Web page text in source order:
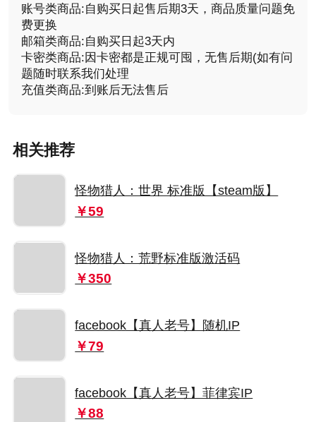
账号类商品:自购买日起售后期3天，商品质量问题免
费更换
邮箱类商品:自购买日起3天内
卡密类商品:因卡密都是正规可囤，无售后期(如有问
题随时联系我们处理
充值类商品:到账后无法售后
相关推荐
怪物猎人：世界 标准版【steam版】
￥59
怪物猎人：荒野标准版激活码
￥350
facebook【真人老号】随机IP
￥79
facebook【真人老号】菲律宾IP
￥88